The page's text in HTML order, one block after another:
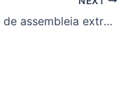
Convocação de assembleia extraordinária. Participe!